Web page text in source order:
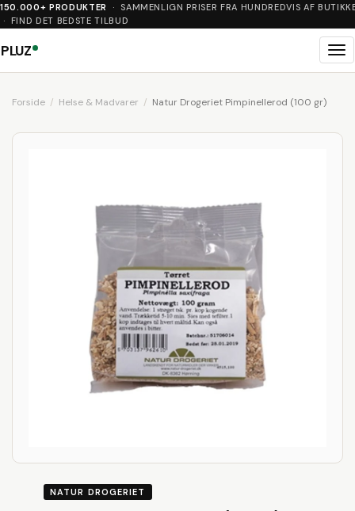
150.000+ PRODUKTER
· SAMMENLIGN PRISER FRA HUNDREDVIS AF
· FIND DET BEDSTE TILBUD
PLUZ
Forside Helse & Madvarer Natur Drogeriet Pimpinellerod (100 gr)
NATUR DROGERIET